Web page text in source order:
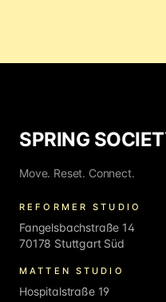
SPRING
Move. Reset. Connect.
REFORMER STUDIO
Fangelsbachstraße 14
70178 Stuttgart Süd
MATTEN STUDIO
Hospitalstraße 19